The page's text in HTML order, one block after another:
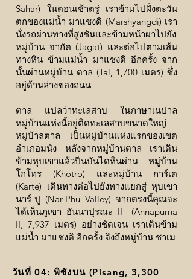
Sahar) ในตอนเช้าตรู่ เราข้ามไปฝั่งตะวัน
ตกของแม่น้ำ มาแชงดิ (Marshyangdi) เรา
นั่งรถผ่านทางที่สูงชันและข้ามหน้าผาไปยัง
หมู่บ้าน จากัต (Jagat) และต่อไปตามเส้น
ทางหิน ข้ามแม่น้ำ มาแชงดิ อีกครั้ง จาก
นั้นผ่านหมู่บ้าน ตาล (Tal, 1,700 เมตร) ซึ่ง
อยู่ด้านล่างของถนน
ตาล แปลว่าทะเลสาบ ในภาษาเนปาล
หมู่บ้านแห่งนี้อยู่ติดทะเลสาบขนาดใหญ่
หมู่บ้าลตาล เป็นหมู่บ้านแห่งแรกของเขต
อำเภอมนัง หลังจากหมู่บ้านตาล เราเดิน
ข้ามหุบเขาแล้วปีนบันไดหินผ่าน หมู่บ้าน
โกโทร (Khotro) และหมู่บ้าน การ์เต
(Karte) เดินทางต่อไปยังทางแยกสู่ หุบเขา
นาร์-ปู (Nar-Phu Valley) จากตรงนี้คุณจะ
ได้เห็นภูเขา อันนาปุรณะ II (Annapurna
II, 7,937 เมตร) อย่างชัดเจน เราเดินข้าม
แม่น้ำ มาแชงดิ อีกครั้ง จึงถึงหมู่บ้าน ชาเม
วันที่ 04: พิซังบน (Pisang, 3,300